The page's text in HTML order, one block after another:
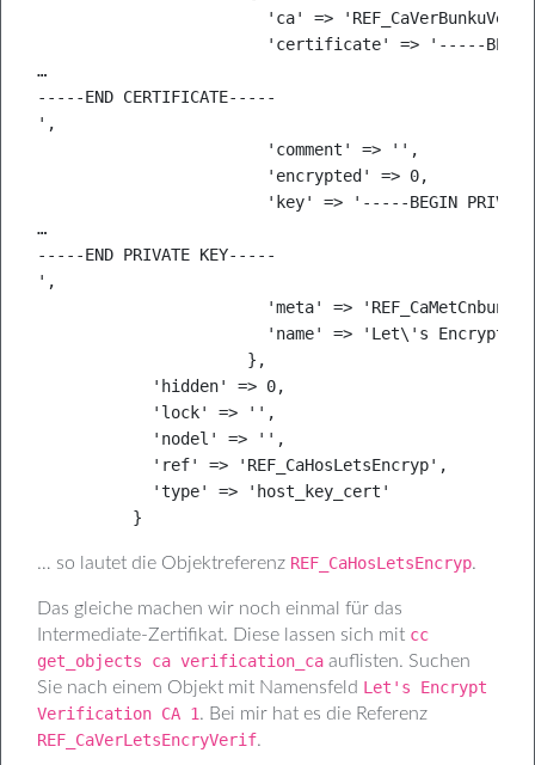
'ca' =>
'certificate' => '-----
…
-----END CERTIFICATE-----
',
                        'comment' => '',
                        'encrypted' => 0,
'key' => '-----BEGIN
…
-----END PRIVATE KEY-----
',
'meta' =>
                        'name' => 'Let\'s Encrypt'
                      },
            'hidden' => 0,
            'lock' => '',
            'nodel' => '',
            'ref' => 'REF_CaHosLetsEncryp',
            'type' => 'host_key_cert'
          }
… so lautet die Objektreferenz REF_CaHosLetsEncryp.
Das gleiche machen wir noch einmal für das
Intermediate-Zertifikat. Diese lassen sich mit cc
get_objects ca verification_ca auflisten. Suchen
Sie nach einem Objekt mit Namensfeld Let's Encrypt
Verification CA 1. Bei mir hat es die Referenz
REF_CaVerLetsEncryVerif.